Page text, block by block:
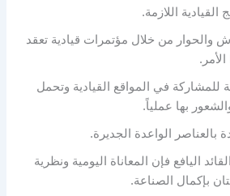
القيادية اللازمة.
والحوار من خلال مؤتمرات قيادية تعقد
للمشاركة في المواقع القيادية وتحمل
بها عملياً.
بالعناصر الواعدة الجديرة.
اليافع فإن المعاناة اليومية ونظرية
بإكمال الصناعة.